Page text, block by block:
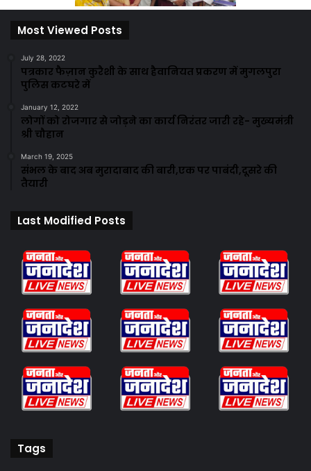
Most Viewed Posts
July 28, 2022
पत्रकार फैज़ान कुरैशी के साथ हैवानियत प्रकरण में मुगलपुरा
पुलिस कटघरे में
January 12, 2022
लोगों को रोजगार से जोड़ने का कार्य निरंतर जारी रहे- मुख्यमंत्री
श्री चौहान
March 19, 2025
संभल के बाद अब मुरादाबाद की बारी,एक पर पाबंदी,दूसरे की
तैयारी
Last Modified Posts
Tags